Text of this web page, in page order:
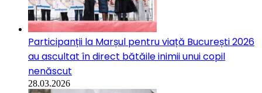
Participanții la Marșul pentru viață București 2026
au ascultat în direct bătăile inimii unui copil
nenăscut
28.03.2026